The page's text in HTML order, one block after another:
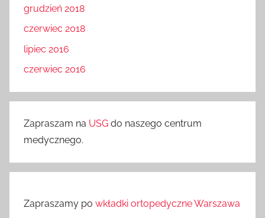
grudzień 2018
czerwiec 2018
lipiec 2016
czerwiec 2016
Zapraszam na USG do naszego centrum
medycznego.
Zapraszamy po wkładki ortopedyczne Warszawa